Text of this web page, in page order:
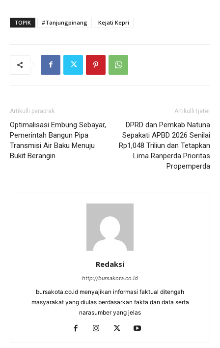
TOPIK #Tanjungpinang Kejati Kepri
Artikulli paraprak
Optimalisasi Embung Sebayar,
Pemerintah Bangun Pipa
Transmisi Air Baku Menuju
Bukit Berangin
Artikulli tjetër
DPRD dan Pemkab Natuna
Sepakati APBD 2026 Senilai
Rp1,048 Triliun dan Tetapkan
Lima Ranperda Prioritas
Propemperda
Redaksi
http://bursakota.co.id
bursakota.co.id menyajikan informasi faktual ditengah
masyarakat yang diulas berdasarkan fakta dan data serta
narasumber yang jelas